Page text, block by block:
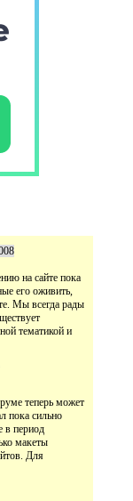
на сайте пока
его оживить,
Мы всегда рады
тематикой и
теперь может
пока сильно
в период
макеты
Для